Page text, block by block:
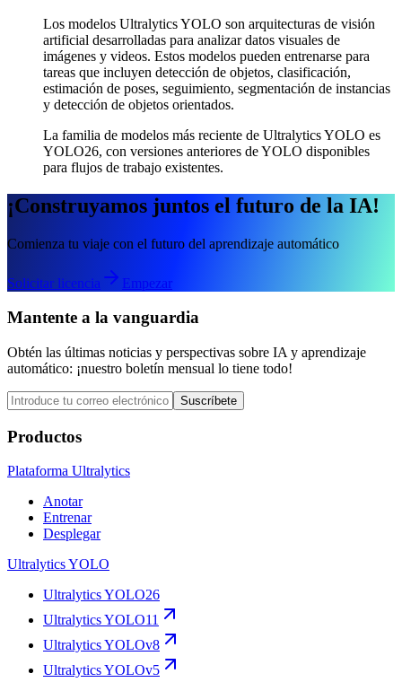
Los modelos Ultralytics YOLO son arquitecturas de visión
artificial desarrolladas para analizar datos visuales de
imágenes y videos. Estos modelos pueden entrenarse para
tareas que incluyen detección de objetos, clasificación,
estimación de poses, seguimiento, segmentación de instancias
y detección de objetos orientados.
La familia de modelos más reciente de Ultralytics YOLO es
YOLO26, con versiones anteriores de YOLO disponibles
para flujos de trabajo existentes.
¡Construyamos juntos el futuro de la IA!
Comienza tu viaje con el futuro del aprendizaje automático
Solicitar licencia Empezar
Mantente a la vanguardia
Obtén las últimas noticias y perspectivas sobre IA y aprendizaje
automático: ¡nuestro boletín mensual lo tiene todo!
Suscríbete
Productos
Plataforma Ultralytics
Anotar
Entrenar
Desplegar
Ultralytics YOLO
Ultralytics YOLO26
Ultralytics YOLO11
Ultralytics YOLOv8
Ultralytics YOLOv5